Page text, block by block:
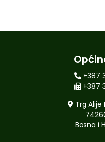
+387
+387
Trg Alije
Bosna i